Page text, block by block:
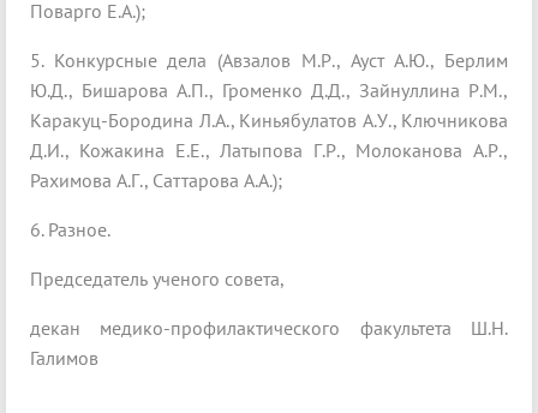
Поварго Е.А.);
5. Конкурсные дела (Авзалов М.Р., Ауст А.Ю., Берлим
Ю.Д., Бишарова А.П., Громенко Д.Д., Зайнуллина Р.М.,
Каракуц-Бородина Л.А., Киньябулатов А.У., Ключникова
Д.И., Кожакина Е.Е., Латыпова Г.Р., Молоканова А.Р.,
Рахимова А.Г., Саттарова А.А.);
6. Разное.
Председатель ученого совета,
декан медико-профилактического факультета Ш.Н.
Галимов